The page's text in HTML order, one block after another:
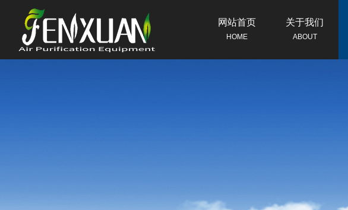
网站首页
HOME
关于我们
ABOUT